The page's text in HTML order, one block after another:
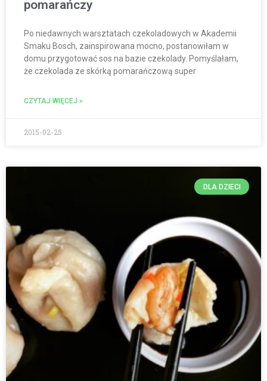
pomarańczy
Po niedawnych warsztatach czekoladowych w Akademii
Smaku Bosch, zainspirowana mocno, postanowiłam w
domu przygotować sos na bazie czekolady. Pomyślałam,
że czekolada ze skórką pomarańczową super
CZYTAJ WIĘCEJ »
2015-02-25
DLA DZIECI